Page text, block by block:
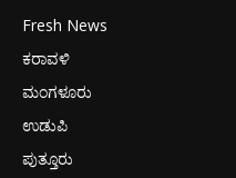
Fresh News
ಕರಾವಳಿ
ಮಂಗಳೂರು
ಉಡುಪಿ
ಪುತ್ತೂರು